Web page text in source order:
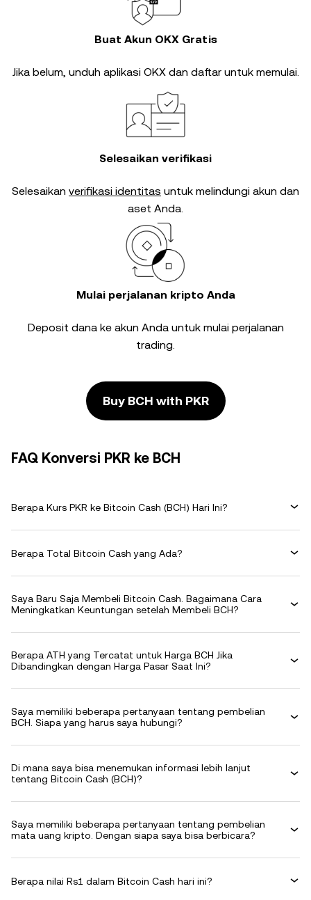
Buat Akun OKX Gratis
Jika belum, unduh aplikasi OKX dan daftar untuk memulai.
Selesaikan verifikasi
Selesaikan verifikasi identitas untuk melindungi akun dan
aset Anda.
Mulai perjalanan kripto Anda
Deposit dana ke akun Anda untuk mulai perjalanan
trading.
Buy BCH with PKR
FAQ Konversi PKR ke BCH
Berapa Kurs PKR ke Bitcoin Cash (BCH) Hari Ini?
Berapa Total Bitcoin Cash yang Ada?
Saya Baru Saja Membeli Bitcoin Cash. Bagaimana Cara
Meningkatkan Keuntungan setelah Membeli BCH?
Berapa ATH yang Tercatat untuk Harga BCH Jika
Dibandingkan dengan Harga Pasar Saat Ini?
Saya memiliki beberapa pertanyaan tentang pembelian
BCH. Siapa yang harus saya hubungi?
Di mana saya bisa menemukan informasi lebih lanjut
tentang Bitcoin Cash (BCH)?
Saya memiliki beberapa pertanyaan tentang pembelian
mata uang kripto. Dengan siapa saya bisa berbicara?
Berapa nilai Rs1 dalam Bitcoin Cash hari ini?